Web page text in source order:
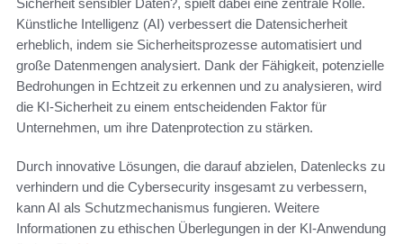
Sicherheit sensibler Daten?, spielt dabei eine zentrale Rolle.
Künstliche Intelligenz (AI) verbessert die Datensicherheit
erheblich, indem sie Sicherheitsprozesse automatisiert und
große Datenmengen analysiert. Dank der Fähigkeit, potenzielle
Bedrohungen in Echtzeit zu erkennen und zu analysieren, wird
die KI-Sicherheit zu einem entscheidenden Faktor für
Unternehmen, um ihre Datenprotection zu stärken.
Durch innovative Lösungen, die darauf abzielen, Datenlecks zu
verhindern und die Cybersecurity insgesamt zu verbessern,
kann AI als Schutzmechanismus fungieren. Weitere
Informationen zu ethischen Überlegungen in der KI-Anwendung